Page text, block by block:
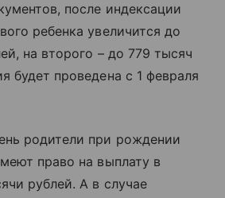
после индексации
ребенка увеличится до
на второго – до 779 тысяч
будет проведена с 1 февраля
родители при рождении
право на выплату в
рублей. А в случае